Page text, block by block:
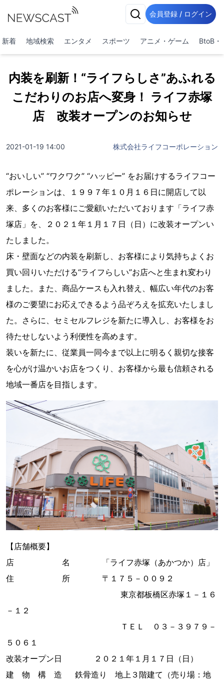
会員登録 / ログイン
新着 地域検索 エンタメ スポーツ アニメ・ゲーム BtoB・
内装を刷新！“ライフらしさ”あふれる
こだわりのお店へ変身！ ライフ赤塚
店 改装オープンのお知らせ
2021-01-19 14:00 株式会社ライフコーポレーション
“おいしい” “ワクワク” “ハッピー” をお届けするライフコー
ポレーションは、１９９７年１０月１６日に開店して以
来、多くのお客様にご愛顧いただいております「ライフ赤
塚店」を、２０２１年１月１７日（日）に改装オープンい
たしました。
床・壁面などの内装を刷新し、お客様により気持ちよくお
買い回りいただける“ライフらしい”お店へと生まれ変わり
ました。また、商品ケースも入れ替え、幅広い年代のお客
様のご要望にお応えできるよう品ぞろえを拡充いたしまし
た。さらに、セミセルフレジを新たに導入し、お客様をお
待たせしないよう利便性を高めます。
装いを新たに、従業員一同今まで以上に明るく親切な接客
を心がけ温かいお店をつくり、お客様から最も信頼される
地域一番店を目指します。
【店舗概要】
店 名 「ライフ赤塚（あかつか）店」
住 所 〒１７５－００９２
東京都板橋区赤塚１－１６
－１２
ＴＥＬ ０３－３９７９－
５０６１
改装オープン日 ２０２１年１月１７日（日）
建 物 構 造 鉄骨造り 地上３階建て（売り場：地